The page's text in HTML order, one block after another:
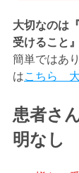
大切なのは
受けること
簡単ではあ
はこちら　
患者さ
明なし